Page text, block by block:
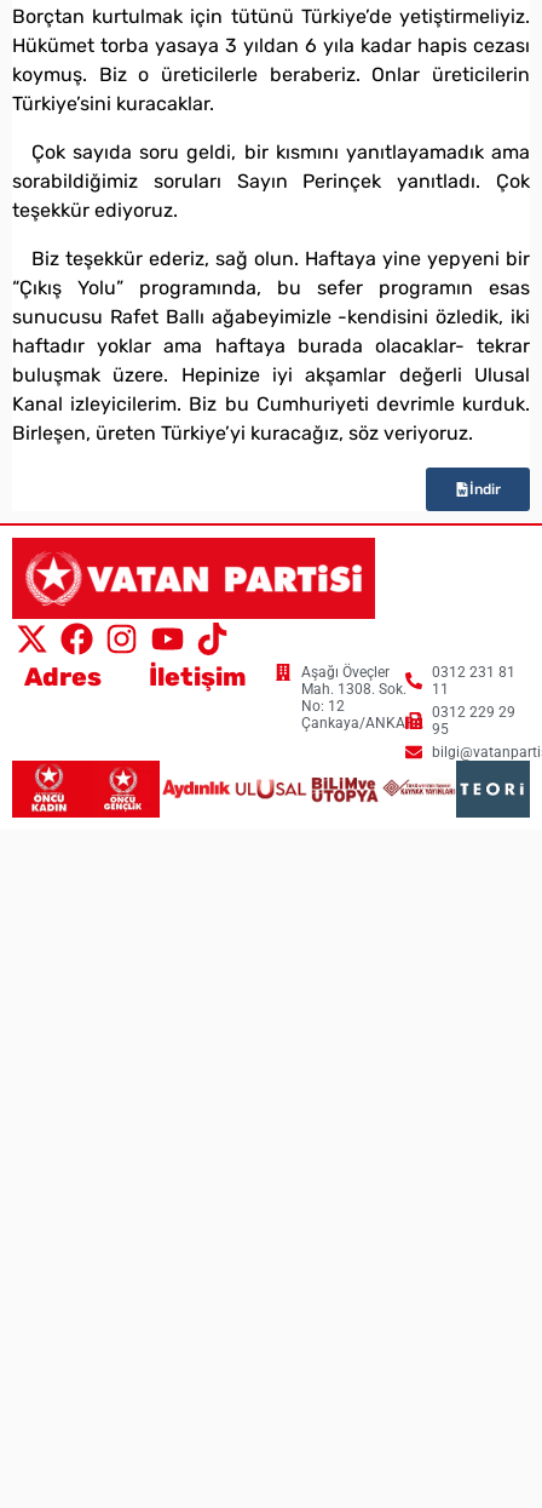
Borçtan kurtulmak için tütünü Türkiye’de yetiştirmeliyiz.
Hükümet torba yasaya 3 yıldan 6 yıla kadar hapis cezası
koymuş. Biz o üreticilerle beraberiz. Onlar üreticilerin
Türkiye’sini kuracaklar.
Çok sayıda soru geldi, bir kısmını yanıtlayamadık ama
sorabildiğimiz soruları Sayın Perinçek yanıtladı. Çok
teşekkür ediyoruz.
Biz teşekkür ederiz, sağ olun. Haftaya yine yepyeni bir
“Çıkış Yolu” programında, bu sefer programın esas
sunucusu Rafet Ballı ağabeyimizle -kendisini özledik, iki
haftadır yoklar ama haftaya burada olacaklar- tekrar
buluşmak üzere. Hepinize iyi akşamlar değerli Ulusal
Kanal izleyicilerim. Biz bu Cumhuriyeti devrimle kurduk.
Birleşen, üreten Türkiye’yi kuracağız, söz veriyoruz.
İndir
Adres
Aşağı Öveçler
Mah. 1308. Sok.
No: 12
Çankaya/ANKARA
İletişim
0312 231 81
11
0312 229 29
95